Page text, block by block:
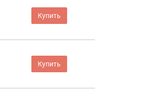
Купить
Купить